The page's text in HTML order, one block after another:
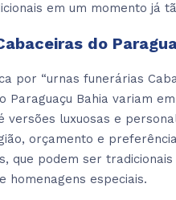
em um momento já
do
por “urnas funerárias
Paraguaçu Bahia variam
versões luxuosas e
orçamento e
que podem ser
homenagens especiais.